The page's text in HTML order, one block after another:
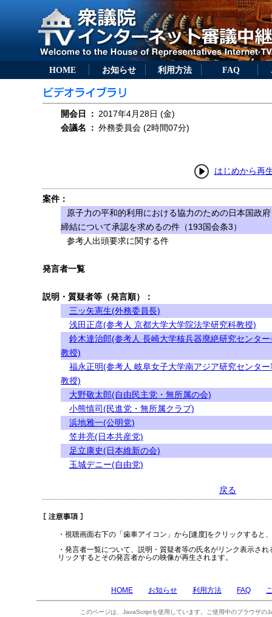
HOME お知らせ 利用方法 FAQ
開会日 ： 2017年4月28日 (金)
会議名
： 外務委員会 (2時間07分)
はじめから再
案件：
原子力の平和的利用における協力のための日本国政
締結について承認を求めるの件（193国会条3）
参考人出頭要求に関する件
発言者一覧
説明・質疑者等（発言順）：
三ッ矢憲生(外務委員長)
浅田正彦(参考人 京都大学大学院法学研究科教授)
鈴木達治郎(参考人 長崎大学核兵器廃絶研究センター
教授)
福永正明(参考人 岐阜女子大学南アジア研究センター
教授)
大野敬太郎(自由民主党・無所属の会)
小熊慎司(民進党・無所属クラブ)
浜地雅一(公明党)
笠井亮(日本共産党)
足立康史(日本維新の会)
玉城デニー(自由党)
戻る
・視聴画面右下の「歯車アイコン」から[速度]をクリックすると
・発言者一覧について、説明・質疑者等の氏名がリンク表示さ
リックするとその発言者からの映像が再生されます。
HOME お知らせ 利用方法 FAQ
このページは、JavaScriptを使用しています。ご使用中のブラウザの